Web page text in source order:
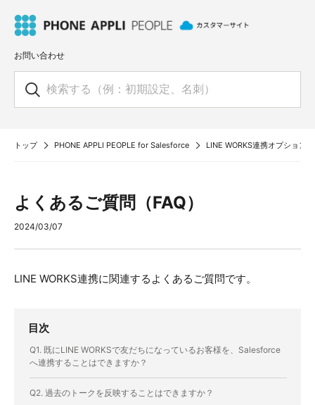
お問い合わせ
トップ PHONE APPLI PEOPLE for Salesforce LINE WORKS連携オプション
よくあるご質問（FAQ）
2024/03/07
LINE WORKS連携に関連するよくあるご質問です。
目次
Q1. 既にLINE WORKSで友だちになっているお客様を、Salesforce
へ連携することはできますか？
Q2. 過去のトークを反映することはできますか？